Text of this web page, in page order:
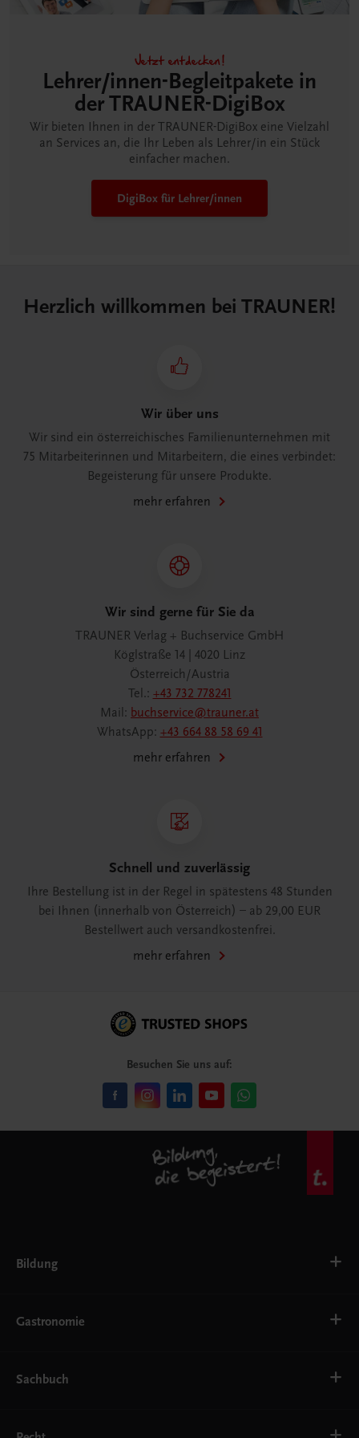
Jetzt entdecken!
Lehrer/innen-Begleitpakete in
der TRAUNER-DigiBox
Wir bieten Ihnen in der TRAUNER-DigiBox eine Vielzahl
an Services an, die Ihr Leben als Lehrer/in ein Stück
einfacher machen.
DigiBox für Lehrer/innen
Herzlich willkommen bei TRAUNER!
Wir über uns
Wir sind ein österreichisches Familienunternehmen mit
75 Mitarbeiterinnen und Mitarbeitern, die eines verbindet:
Begeisterung für unsere Produkte.
mehr erfahren
Wir sind gerne für Sie da
TRAUNER Verlag + Buchservice GmbH
Köglstraße 14 | 4020 Linz
Österreich/Austria
Tel.: +43 732 778241
Mail: buchservice@trauner.at
WhatsApp: +43 664 88 58 69 41
mehr erfahren
Schnell und zuverlässig
Ihre Bestellung ist in der Regel in spätestens 48 Stunden
bei Ihnen (innerhalb von Österreich) – ab 29,00 EUR
Bestellwert auch versandkostenfrei.
mehr erfahren
Besuchen Sie uns auf:
Bildung
AHS
EWF/ZWF
FW
Gastronomie
Getränke
Service
Sachbuch